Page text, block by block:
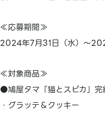
≪応募期間≫
2024年7月31日（水）～
≪対象商品≫
●鳩屋タマ「猫とスピカ」
・グラッテ＆クッキー